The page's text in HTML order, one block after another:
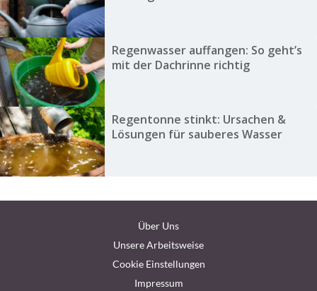
Regenwasser auffangen: So geht’s
mit der Dachrinne richtig
Regentonne stinkt: Ursachen &
Lösungen für sauberes Wasser
Über Uns
Unsere Arbeitsweise
Cookie Einstellungen
Impressum